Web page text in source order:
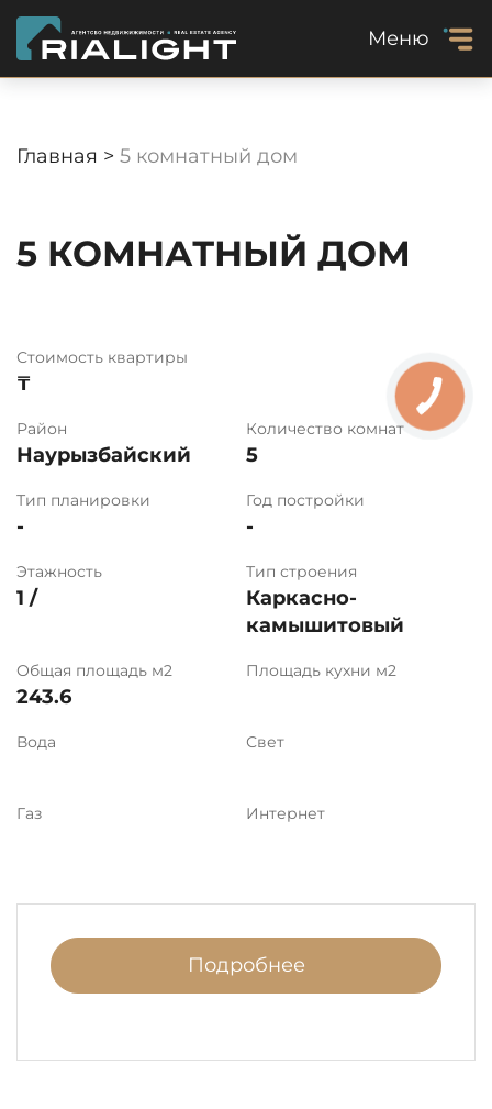
Меню
Главная > 5 комнатный дом
5 КОМНАТНЫЙ ДОМ
Стоимость квартиры
₸
Район
Наурызбайский
Количество комнат
5
Тип планировки
-
Год постройки
-
Этажность
1 /
Тип строения
Каркасно-
камышитовый
Общая площадь м2
243.6
Площадь кухни м2
Вода Свет
Газ Интернет
Подробнее